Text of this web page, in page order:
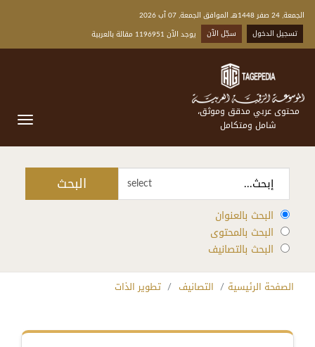
الجمعة, 24 صفر 1448هـ الموافق الجمعة, 07 آب 2026
تسجيل الدخول
سجّل الآن يوجد الآن 1196951 مقالة بالعربية
محتوى عربي مدقق وموثق،
شامل ومتكامل
select البحث
البحث بالعنوان
البحث بالمحتوى
البحث بالتصانيف
الصفحة الرئيسية التصانيف تطوير الذات